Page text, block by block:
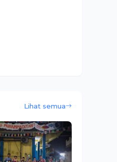
Lihat semua